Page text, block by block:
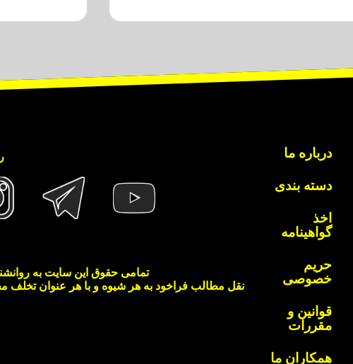
درباره ما
دسته بندی
اخذ
گواهینامه
حریم
خصوصی
قوانین و
مقررات
همکاران ما
تمامی حقوق این سایت به
نقل مطالب فراخود به هر شیوه و با هر عنوان تخلف